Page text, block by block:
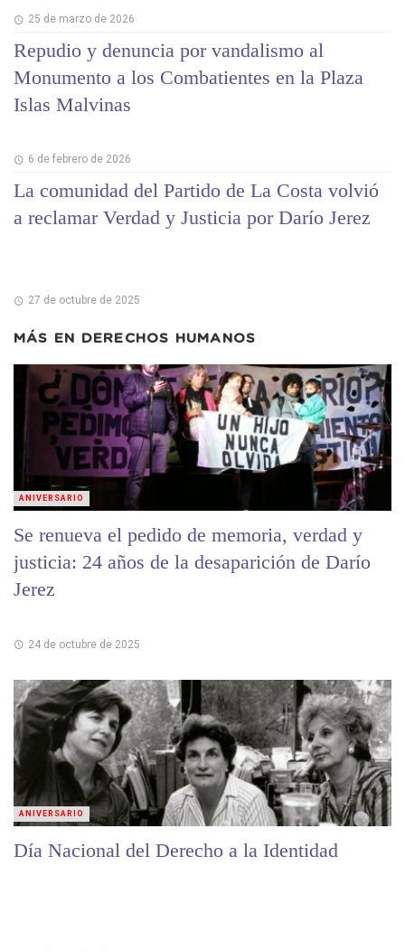
25 de marzo de 2026
Repudio y denuncia por vandalismo al
Monumento a los Combatientes en la Plaza
Islas Malvinas
6 de febrero de 2026
La comunidad del Partido de La Costa volvió
a reclamar Verdad y Justicia por Darío Jerez
27 de octubre de 2025
MÁS EN DERECHOS HUMANOS
Se renueva el pedido de memoria, verdad y
justicia: 24 años de la desaparición de Darío
Jerez
24 de octubre de 2025
ANIVERSARIO
Día Nacional del Derecho a la Identidad
ANIVERSARIO